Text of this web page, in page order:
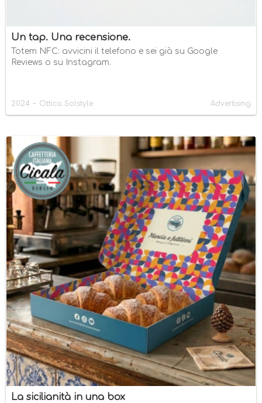
Un tap. Una recensione.
Totem NFC: avvicini il telefono e sei già su Google
Reviews o su Instagram.
2024 - Ottica Solstyle Advertising
La sicilianità in una box